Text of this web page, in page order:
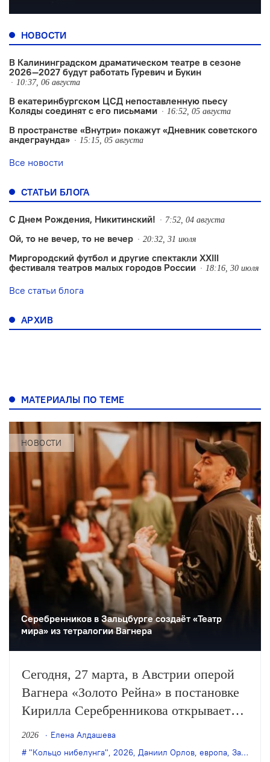
НОВОСТИ
В Калининградском драматическом театре в сезоне
2026—2027 будут работать Гуревич и Букин
10:37, 06 августа
В екатеринбургском ЦСД непоставленную пьесу
Коляды соединят с его письмами
16:52, 05 августа
В пространстве «Внутри» покажут «Дневник советского
андеграунда»
15:15, 05 августа
Все новости
СТАТЬИ БЛОГА
С Днем Рождения, Никитинский! 7:52, 04 августа
Ой, то не вечер, то не вечер 20:32, 31 июля
Миргородский футбол и другие спектакли XXIII
фестиваля театров малых городов России
18:16, 30 июля
Все статьи блога
АРХИВ
МАТЕРИАЛЫ ПО ТЕМЕ
НОВОСТИ
Серебренников в Зальцбурге создаёт «Театр
мира» из тетралогии Вагнера
Сегодня, 27 марта, в Австрии оперой
Вагнера «Золото Рейна» в постановке
Кирилла Серебренникова открывается
Зальцбургский Пасхальный фестиваль.
Музыкальный руководитель спектакля
2026
Елена Алдашева
"Кольцо нибелунга", 2026, Даниил Орлов, европа, Зальцбургский Пасхальный фестиваль